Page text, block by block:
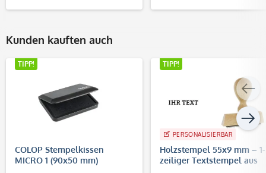
Kunden kauften auch
TIPP!
COLOP Stempelkissen
MICRO 1 (90x50 mm)
TIPP!
PERSONALISIERBAR
Holzstempel 55x9 mm – 1-
zeiliger Textstempel aus